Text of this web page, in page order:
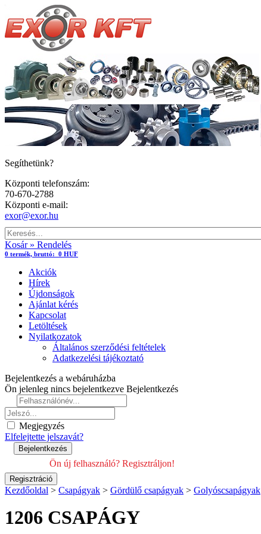
Segíthetünk?
Központi telefonszám:
70-670-2788
Központi e-mail:
exor@exor.hu
Kosár » Rendelés
0 termék, bruttó: 0 HUF
Akciók
Hírek
Újdonságok
Ajánlat kérés
Kapcsolat
Letöltések
Nyilatkozatok
Általános szerződési feltételek
Adatkezelési tájékoztató
Bejelentkezés a webáruházba
Ön jelenleg nincs bejelentkezve Bejelentkezés
Megjegyzés
Elfelejtette jelszavát?
Ön új felhasználó? Regisztráljon!
Kezdőoldal > Csapágyak > Gördülő csapágyak > Golyóscsapágyak
1206 CSAPÁGY